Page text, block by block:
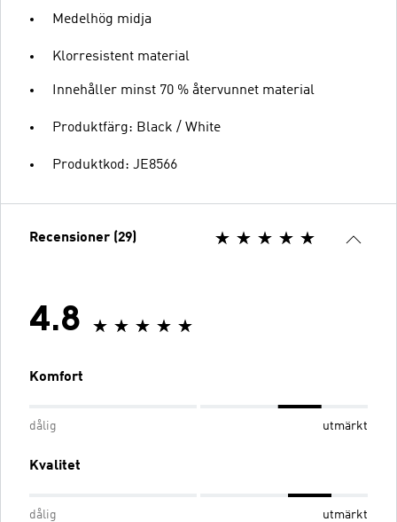
Medelhög midja
Klorresistent material
Innehåller minst 70 % återvunnet material
Produktfärg: Black / White
Produktkod: JE8566
Recensioner (29)
4.8
Komfort
dålig utmärkt
Kvalitet
dålig utmärkt